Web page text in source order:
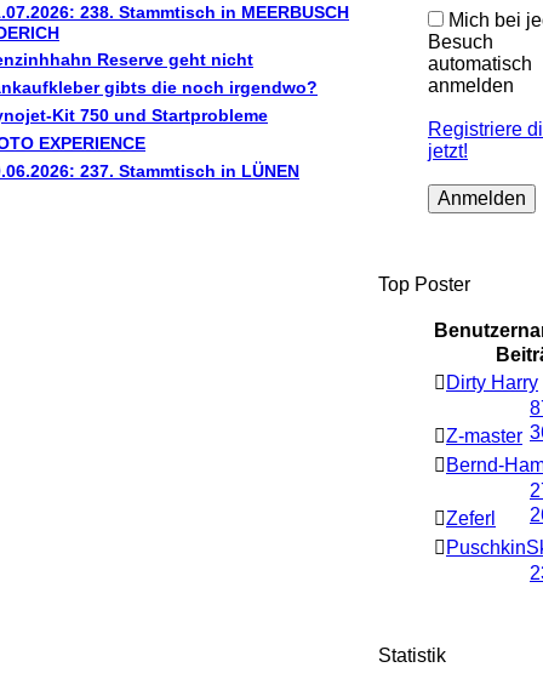
238. Stammtisch in MEERBUSCH
Reserve geht nicht
gibts die noch irgendwo?
Kit 750 und Startprobleme
EXPERIENCE
237. Stammtisch in LÜNEN
Mich bei
Besuch
automatisch
anmelden
Registriere
jetzt!
Top Poster
Dirty Harry
Z-master
Bernd-
Zeferl
Statistik